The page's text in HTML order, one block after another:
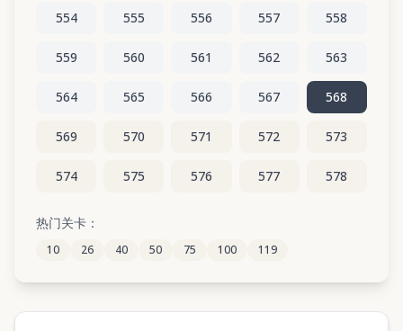
554 555 556 557 558
559 560 561 562 563
564 565 566 567 568
569 570 571 572 573
574 575 576 577 578
579
584 585 586 587
热门关卡：
10 26 40 50 75 100 119